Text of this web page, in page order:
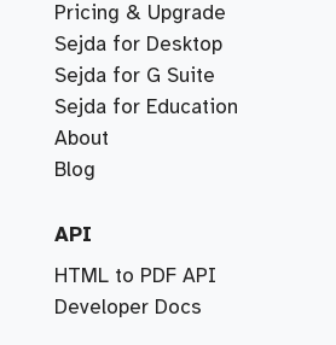
Pricing & Upgrade
Sejda for Desktop
Sejda for G Suite
Sejda for Education
About
Blog
API
HTML to PDF API
Developer Docs